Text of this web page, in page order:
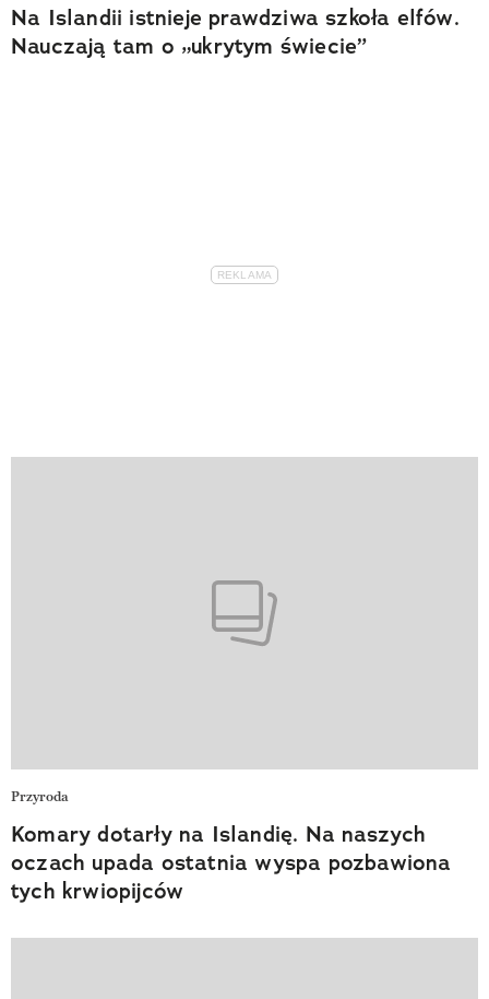
Na Islandii istnieje prawdziwa szkoła elfów.
Nauczają tam o „ukrytym świecie”
Przyroda
Komary dotarły na Islandię. Na naszych
oczach upada ostatnia wyspa pozbawiona
tych krwiopijców